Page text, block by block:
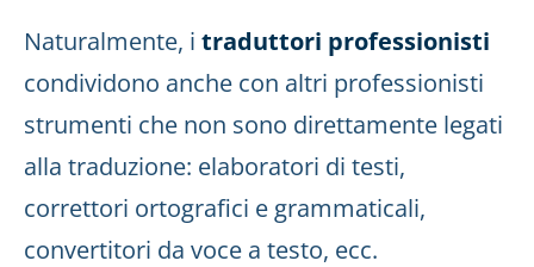
Naturalmente, i traduttori professionisti
condividono anche con altri professionisti
strumenti che non sono direttamente legati
alla traduzione: elaboratori di testi,
correttori ortografici e grammaticali,
convertitori da voce a testo, ecc.